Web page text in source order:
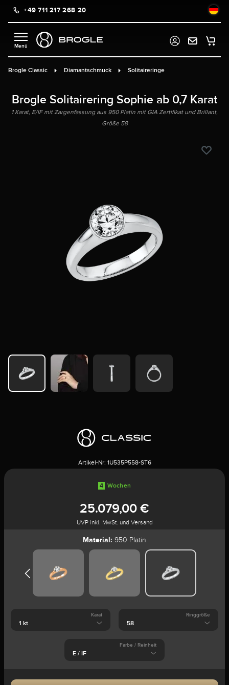
springen
+49 711 217 268 20
Brogle Classic Diamantschmuck Solitaireringe
Brogle Solitairering Sophie ab 0,7 Karat
1 Karat, E/IF mit Zargenfassung aus 950 Platin mit GIA Zertifikat und Brillant,
Größe 58
Artikel-Nr: 1U535P558-ST6
4 Wochen
25.079,00 €
UVP inkl. MwSt. und Versand
Material: 950 Platin
Karat Ringgröße
Farbe / Reinheit